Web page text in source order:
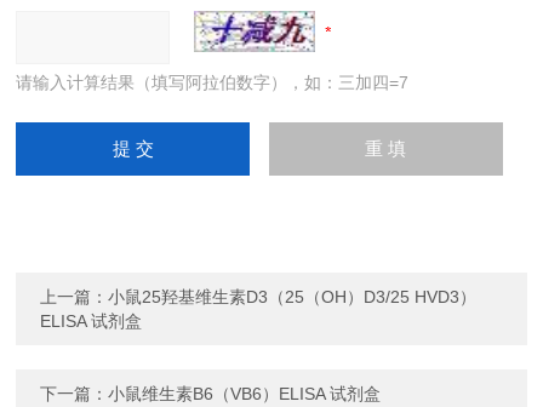
请输入计算结果（填写阿拉伯数字），如：三加四=7
上一篇：小鼠25羟基维生素D3（25（OH）D3/25 HVD3）
ELISA 试剂盒
下一篇：小鼠维生素B6（VB6）ELISA 试剂盒